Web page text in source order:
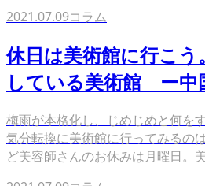
2021.07.09コラム
休日は美術館に行こう
している美術館 ー中
梅雨が本格化し、じめじめと何を
気分転換に美術館に行ってみるの
ど美容師さんのお休みは月曜日。